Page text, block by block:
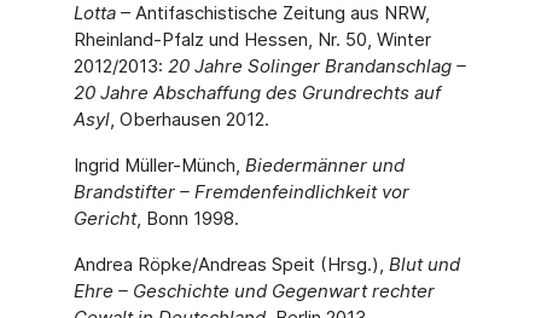
Lotta– Antifaschistische Zeitung aus NRW,
Rheinland-Pfalz und Hessen, Nr. 50, Winter
2012/2013: 20 Jahre Solinger Brandanschlag –
20 Jahre Abschaffung des Grundrechts auf
Asyl, Oberhausen 2012.
Ingrid Müller-Münch, Biedermänner und
Brandstifter – Fremdenfeindlichkeit vor
Gericht, Bonn 1998.
Andrea Röpke/Andreas Speit (Hrsg.), Blut und
Ehre – Geschichte und Gegenwart rechter